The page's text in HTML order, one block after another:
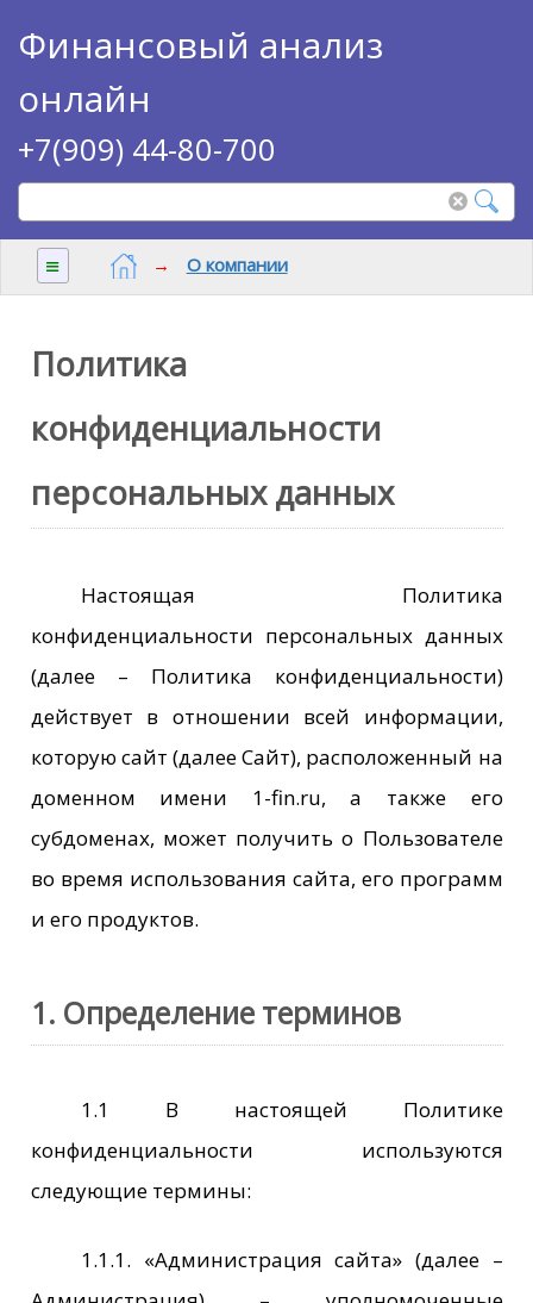
Финансовый анализ
онлайн
+7(909) 44-80-700
≡ → О компании
Политика
конфиденциальности
персональных данных
Настоящая Политика
конфиденциальности персональных данных
(далее – Политика конфиденциальности)
действует в отношении всей информации,
которую сайт (далее Сайт), расположенный на
доменном имени 1-fin.ru, а также его
субдоменах, может получить о Пользователе
во время использования сайта, его программ
и его продуктов.
1. Определение терминов
1.1 В настоящей Политике
конфиденциальности используются
следующие термины:
1.1.1. «Администрация сайта» (далее –